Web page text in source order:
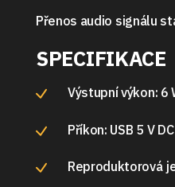
Přenos audio signálu
SPECIFIKACE
Výstupní výkon: 6
Příkon: USB 5 V
Reproduktorová